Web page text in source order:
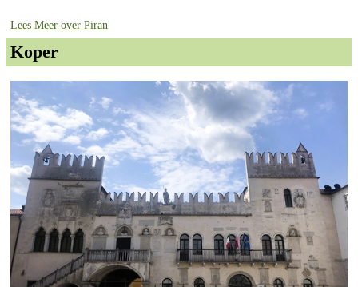
Lees Meer over Piran
Koper